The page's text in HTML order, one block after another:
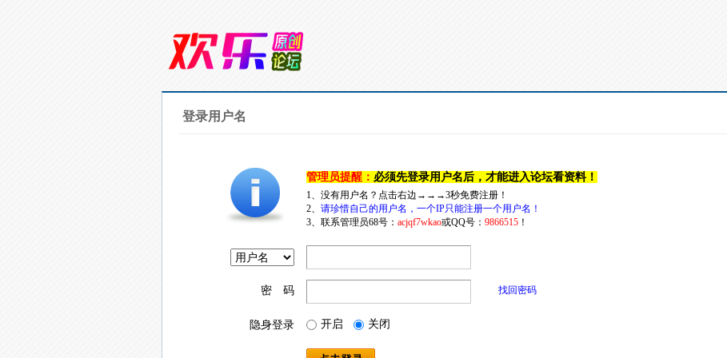
登录用户名
管理员提醒： 必须先登录用户名后，才能进入论坛看资料！
1、没有用户名？点击右边→→→3秒免费注册！
2、 请珍惜自己的用户名，一个IP只能注册一个用户名！
3、联系管理员68号： acjqf7wkao或QQ号： 9866515！
密 码 找回密码
隐身登录 开启 关闭